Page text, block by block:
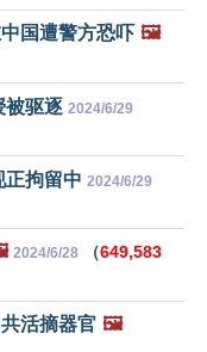
国遭警方恐吓 🖼️
被驱逐 2024/6/29
正拘留中 2024/6/29
2024/6/28 （649,583
活摘器官 🖼️